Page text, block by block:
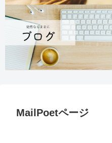
MailPoetページ